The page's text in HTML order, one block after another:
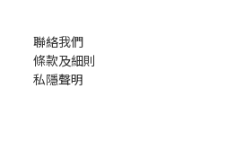
聯絡我們
條款及細則
私隱聲明